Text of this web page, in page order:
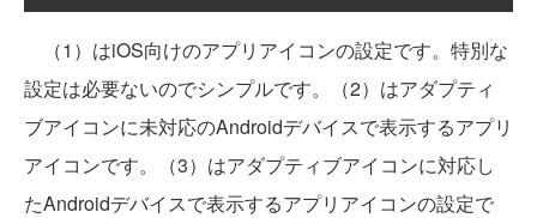
（1）はiOS向けのアプリアイコンの設定です。特別な
設定は必要ないのでシンプルです。（2）はアダプティ
ブアイコンに未対応のAndroidデバイスで表示するアプリ
アイコンです。（3）はアダプティブアイコンに対応し
たAndroidデバイスで表示するアプリアイコンの設定で